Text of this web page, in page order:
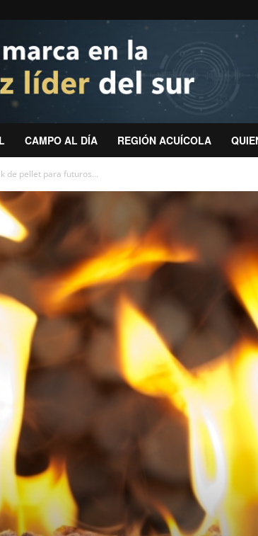
CAMPO AL DÍA REGIÓN ACUÍCOLA
de pellet para futuros...